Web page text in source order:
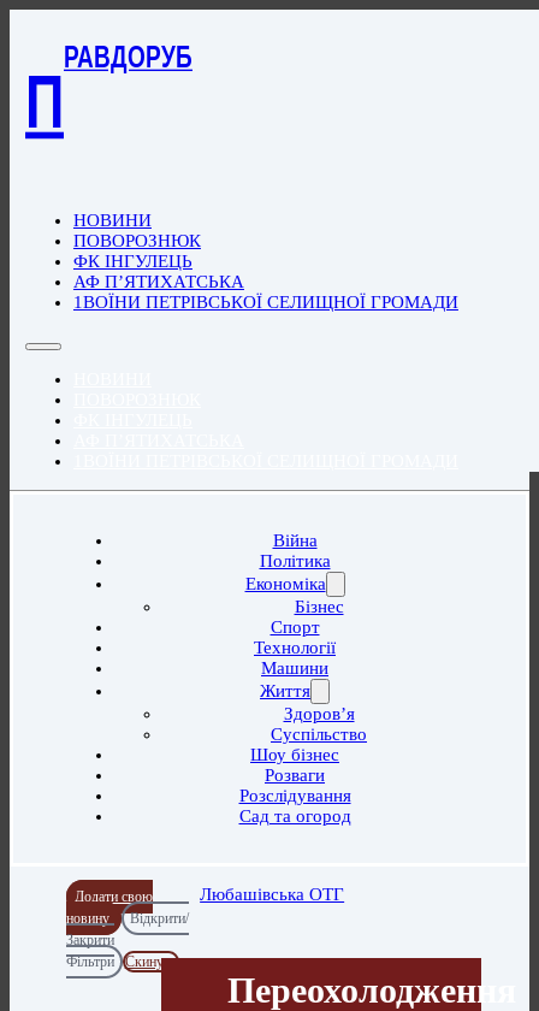
П
РАВДОРУБ
НОВИНИ
ПОВОРОЗНЮК
ФК ІНГУЛЕЦЬ
АФ П’ЯТИХАТСЬКА
1ВОЇНИ ПЕТРІВСЬКОЇ СЕЛИЩНОЇ ГРОМАДИ
Війна
Політика
Економіка
Бізнес
Спорт
Технології
Машини
Життя
Здоров’я
Суспільство
Шоу бізнес
Розваги
Розслідування
Сад та огород
Додати свою
новину
Відкрити/
Закрити
Фільтри
Скинути
Любашівська ОТГ
Переохолодження